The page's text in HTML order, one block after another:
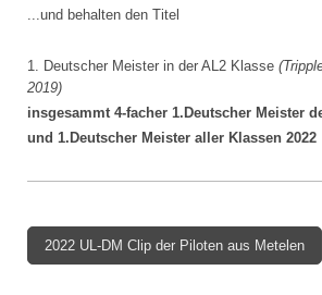
...und behalten den Titel
1. Deutscher Meister in der AL2 Klasse
2019)
insgesammt 4-facher 1.Deutscher Meister
und 1.Deutscher Meister aller Klassen 2022
2022 UL-DM Clip der Piloten aus Metelen